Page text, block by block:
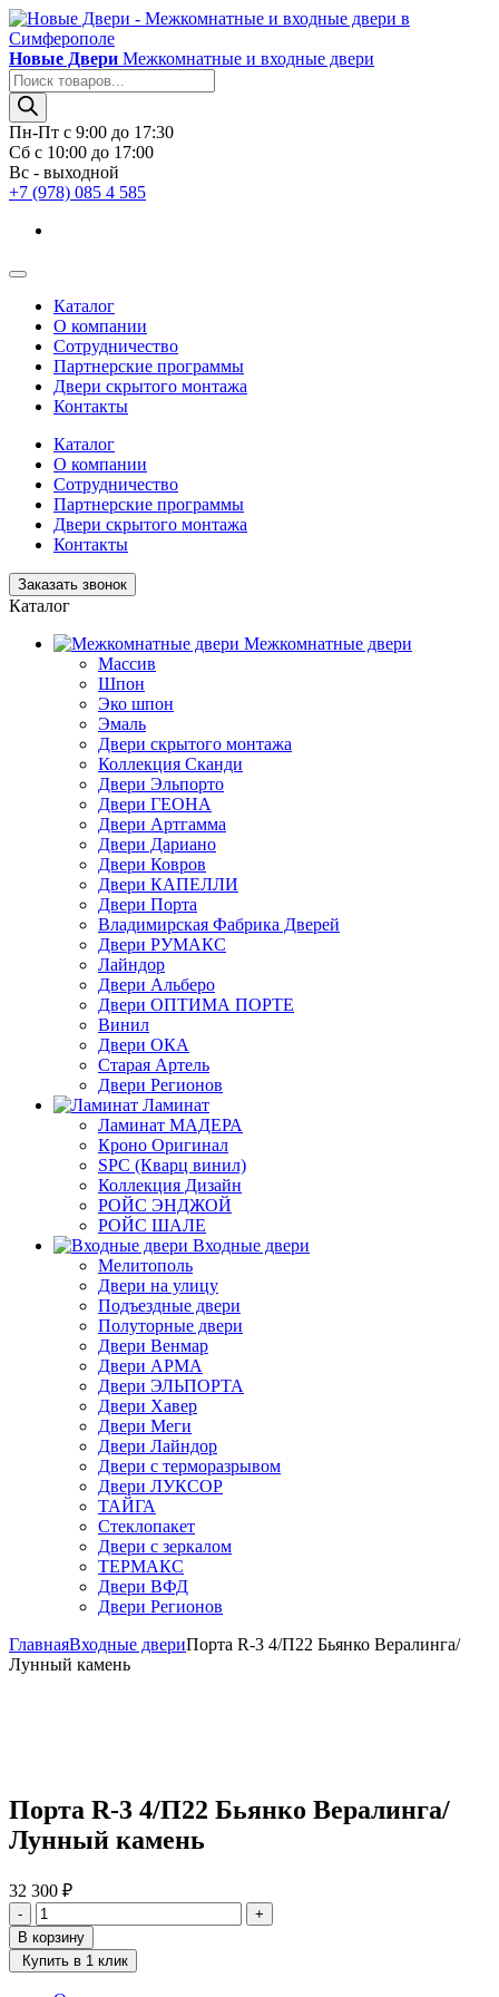
Новые Двери Межкомнатные и входные двери
Поиск
товаров
Пн-Пт с 9:00 до 17:30
Сб с 10:00 до 17:00
Вс - выходной
+7 (978) 085 4 585
Каталог
О компании
Сотрудничество
Партнерские программы
Двери скрытого монтажа
Контакты
Каталог
О компании
Сотрудничество
Партнерские программы
Двери скрытого монтажа
Контакты
Заказать звонок
Каталог
Межкомнатные двери
Массив
Шпон
Эко шпон
Эмаль
Двери скрытого монтажа
Коллекция Сканди
Двери Эльпорто
Двери ГЕОНА
Двери Артгамма
Двери Дариано
Двери Ковров
Двери КАПЕЛЛИ
Двери Порта
Владимирская Фабрика Дверей
Двери РУМАКС
Лайндор
Двери Альберо
Двери ОПТИМА ПОРТЕ
Винил
Двери ОКА
Старая Артель
Двери Регионов
Ламинат
Ламинат МАДЕРА
Кроно Оригинал
SPC (Кварц винил)
Коллекция Дизайн
РОЙС ЭНДЖОЙ
РОЙС ШАЛЕ
Входные двери
Мелитополь
Двери на улицу
Подъездные двери
Полуторные двери
Двери Венмар
Двери АРМА
Двери ЭЛЬПОРТА
Двери Хавер
Двери Меги
Двери Лайндор
Двери с терморазрывом
Двери ЛУКСОР
ТАЙГА
Стеклопакет
Двери с зеркалом
ТЕРМАКС
Двери ВФД
Двери Регионов
ГлавнаяВходные двериПорта R-3 4/П22 Бьянко Вералинга/
Лунный камень
Порта R-3 4/П22 Бьянко Вералинга/
Лунный камень
32 300 ₽
Количество
товара
Порта
R-
-
+
В корзину
Купить в 1 клик